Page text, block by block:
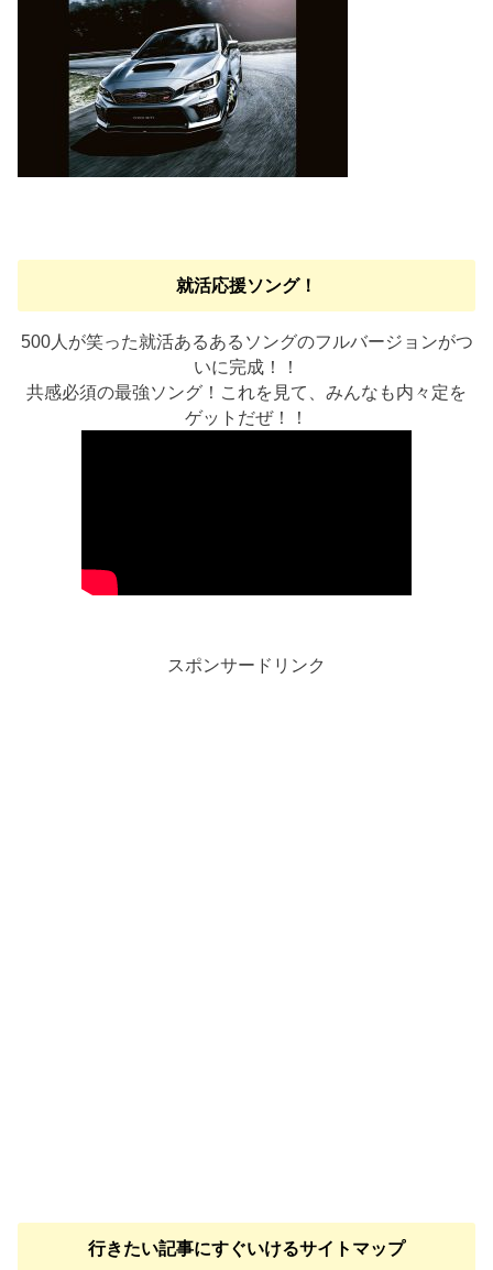
就活応援ソング！
500人が笑った就活あるあるソングのフルバージョンがつ
いに完成！！
共感必須の最強ソング！これを見て、みんなも内々定を
ゲットだぜ！！
スポンサードリンク
行きたい記事にすぐいけるサイトマップ